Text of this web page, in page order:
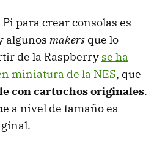
para crear consolas es
algunos makers que lo
de la Raspberry se ha
miniatura de la NES, que
con cartuchos originales.
a nivel de tamaño es